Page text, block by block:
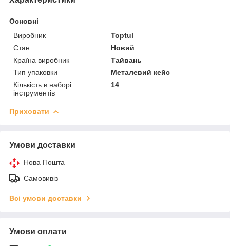
Основні
Виробник
Toptul
Стан
Новий
Країна виробник
Тайвань
Тип упаковки
Металевий кейс
Кількість в наборі
інструментів
14
Приховати
Умови доставки
Нова Пошта
Самовивіз
Всі умови доставки
Умови оплати